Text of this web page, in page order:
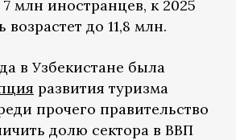
млн иностранцев, к 2025
возрастет до 11,8 млн.
в Узбекистане была
развития туризма
прочего правительство
долю сектора в ВВП